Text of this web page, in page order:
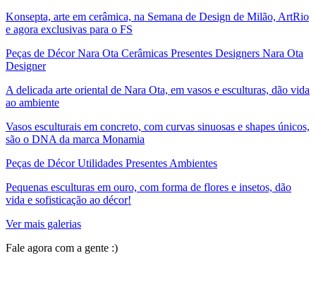
Konsepta, arte em cerâmica, na Semana de Design de Milão, ArtRio
e agora exclusivas para o FS
Peças de Décor Nara Ota Cerâmicas Presentes Designers Nara Ota
Designer
A delicada arte oriental de Nara Ota, em vasos e esculturas, dão vida
ao ambiente
Vasos esculturais em concreto, com curvas sinuosas e shapes únicos,
são o DNA da marca Monamia
Peças de Décor Utilidades Presentes Ambientes
Pequenas esculturas em ouro, com forma de flores e insetos, dão
vida e sofisticação ao décor!
Ver mais galerias
Fale agora com a gente :)